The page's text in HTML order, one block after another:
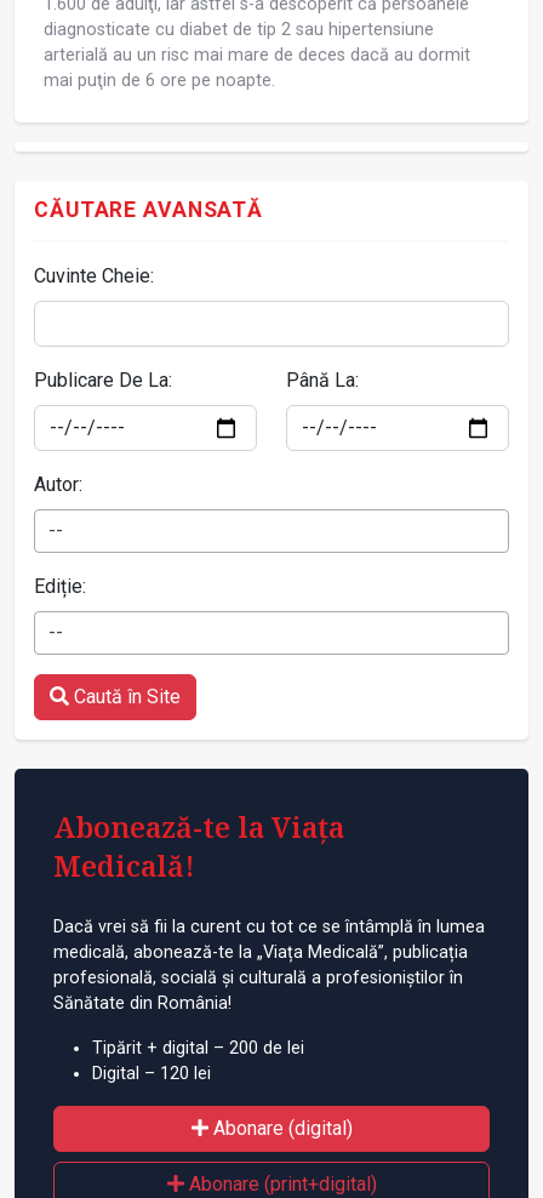
1.600 de adulţi, iar astfel s-a descoperit că persoanele
diagnosticate cu diabet de tip 2 sau hipertensiune
arterială au un risc mai mare de deces dacă au dormit
mai puţin de 6 ore pe noapte.
CĂUTARE AVANSATĂ
Cuvinte Cheie:
Publicare De La: Până La:
Autor:
--
Ediție:
--
Caută în Site
Abonează-te la Viața
Medicală!
Dacă vrei să fii la curent cu tot ce se întâmplă în lumea
medicală, abonează-te la „Viața Medicală”, publicația
profesională, socială și culturală a profesioniștilor în
Sănătate din România!
Tipărit + digital – 200 de lei
Digital – 120 lei
Abonare (digital)
Abonare (print+digital)